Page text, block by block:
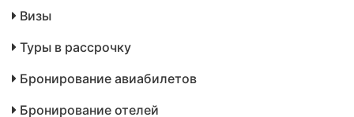
Визы
Туры в рассрочку
Бронирование авиабилетов
Бронирование отелей